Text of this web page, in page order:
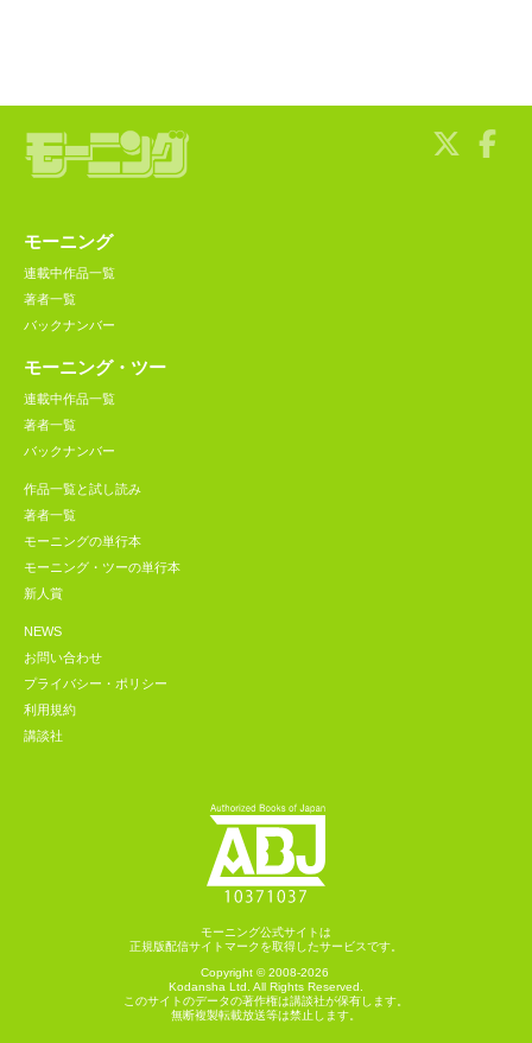
モーニング
連載中作品一覧
著者一覧
バックナンバー
モーニング・ツー
連載中作品一覧
著者一覧
バックナンバー
作品一覧と試し読み
著者一覧
モーニングの単行本
モーニング・ツーの単行本
新人賞
NEWS
お問い合わせ
プライバシー・ポリシー
利用規約
講談社
モーニング公式サイトは
正規版配信サイトマークを取得したサービスです。
Copyright © 2008-2026
Kodansha Ltd. All Rights Reserved.
このサイトのデータの著作権は講談社が保有します。
無断複製転載放送等は禁止します。